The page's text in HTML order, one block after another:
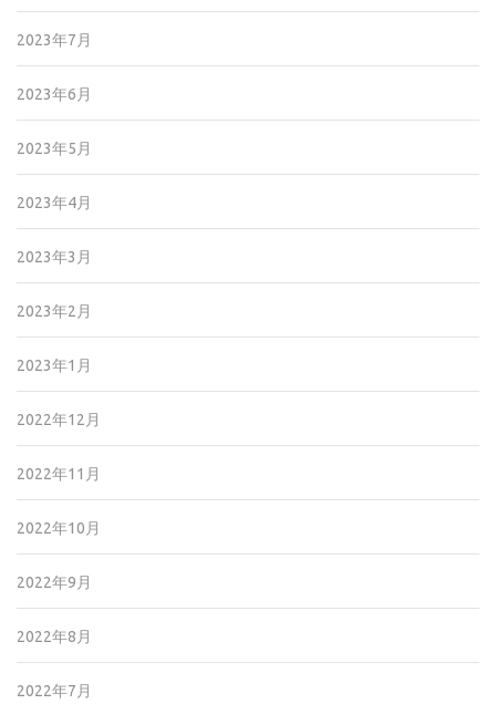
2023年7月
2023年6月
2023年5月
2023年4月
2023年3月
2023年2月
2023年1月
2022年12月
2022年11月
2022年10月
2022年9月
2022年8月
2022年7月